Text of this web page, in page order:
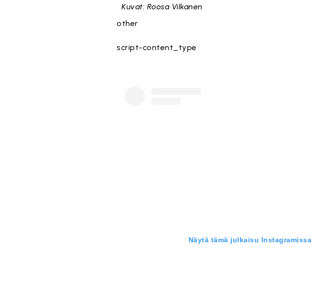
Kuvat: Roosa Vilkanen
other
script-content_type
Näytä tämä julkaisu Instagramissa